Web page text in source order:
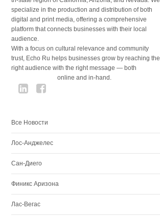
specialize in the production and distribution of both
digital and print media, offering a comprehensive
platform that connects businesses with their local
audience.
With a focus on cultural relevance and community
trust, Echo Ru helps businesses grow by reaching the
right audience with the right message — both
online and in-hand.
Все Новости
Лос-Анджелес
Сан-Диего
Финикс Аризона
Лас-Вегас